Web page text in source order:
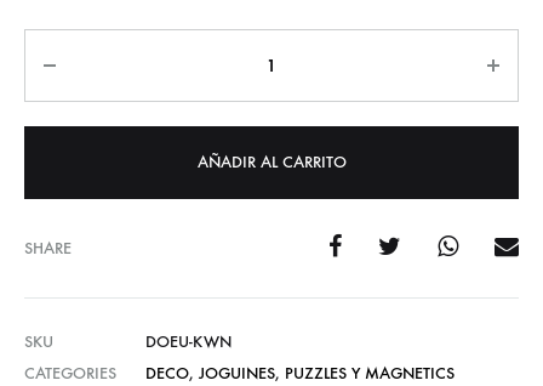
AÑADIR AL CARRITO
SHARE
SKU
DOEU-KWN
CATEGORIES
DECO, JOGUINES, PUZZLES Y MAGNETICS